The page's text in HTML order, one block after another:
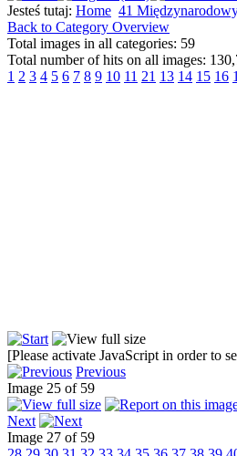
Jesteś tutaj: Home 41
Back to Category Overview
Total images in all categories: 59
Total number of hits on all images:
1 2 3 4 5 6 7 8 9 10 11 21 13 14 15 16
[Please activate JavaScript in order to
Previous
Image 25 of 59
Next
Image 27 of 59